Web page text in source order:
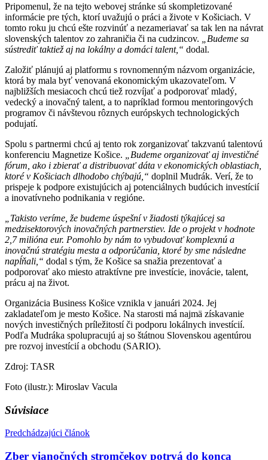
Pripomenul, že na tejto webovej stránke sú skompletizované
informácie pre tých, ktorí uvažujú o práci a živote v Košiciach. V
tomto roku ju chcú ešte rozvinúť a nezameriavať sa tak len na návrat
slovenských talentov zo zahraničia či na cudzincov.
„Budeme sa
sústrediť taktiež aj na lokálny a domáci talent,“ dodal.
Založiť plánujú aj platformu s rovnomenným názvom organizácie,
ktorá by mala byť venovaná ekonomickým ukazovateľom. V
najbližších mesiacoch chcú tiež rozvíjať a podporovať mladý,
vedecký a inovačný talent, a to napríklad formou mentoringových
programov či návštevou rôznych európskych technologických
podujatí.
Spolu s partnermi chcú aj tento rok zorganizovať takzvanú talentovú
konferenciu Magnetize Košice.
„Budeme organizovať aj investičné
fórum, ako i zbierať a distribuovať dáta v ekonomických oblastiach,
ktoré v Košiciach dlhodobo chýbajú,“ doplnil Mudrák. Verí, že to
prispeje k podpore existujúcich aj potenciálnych budúcich investícií
a inovatívneho podnikania v regióne.
„Takisto veríme, že budeme úspešní v žiadosti týkajúcej sa
medzisektorových inovačných partnerstiev. Ide o projekt v hodnote
2,7 milióna eur. Pomohlo by nám to vybudovať komplexnú a
inovačnú stratégiu mesta a odporúčania, ktoré by sme následne
napĺňali,“ dodal s tým, že Košice sa snažia prezentovať a
podporovať ako miesto atraktívne pre investície, inovácie, talent,
prácu aj na život.
Organizácia Business Košice vznikla v januári 2024. Jej
zakladateľom je mesto Košice. Na starosti má najmä získavanie
nových investičných príležitostí či podporu lokálnych investícií.
Podľa Mudráka spolupracujú aj so štátnou Slovenskou agentúrou
pre rozvoj investícií a obchodu (SARIO).
Zdroj: TASR
Foto (ilustr.): Miroslav Vacula
Súvisiace
Predchádzajúci článok
Zber vianočných stromčekov potrvá do konca